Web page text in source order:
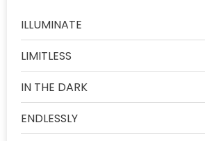
ILLUMINATE
LIMITLESS
IN THE DARK
ENDLESSLY